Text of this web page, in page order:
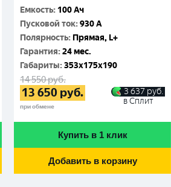
Емкость: 100 Ач
Пусковой ток:930 A
Полярность: Прямая, L+
Гарантия:24 мес.
Габариты:353x175x190
14 550руб.
13 650 руб.
при обмене
3 637 руб.
в Сплит
Купить в 1 клик
Добавить в корзину